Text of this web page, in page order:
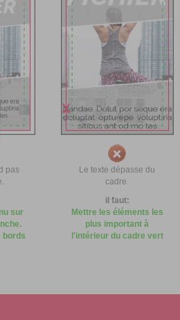
pas
sur
bords
Le texte dépasse du
cadre.
il faut:
Mettre les éléments les
plus important à
l'intérieur du cadre vert